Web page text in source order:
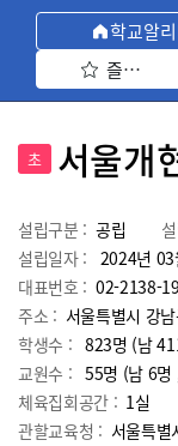
학교알
즐겨찾기
초 서울개
설립구분 : 공립
설립일자 : 2024년 03
대표번호 : 02-2138-
주소 : 서울특별시 강
학생수 : 823명 (남
교원수 : 55명 (남 6명
체육집회공간 : 1실
관할교육청 : 서울특별